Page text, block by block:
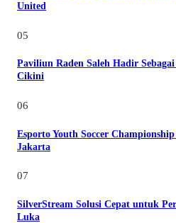
United
05
Paviliun Raden Saleh Hadir
Cikini
06
Esporto Youth Soccer
Jakarta
07
SilverStream Solusi Cepat untuk
Luka